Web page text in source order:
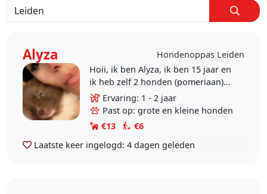
Alyza
Hondenoppas Leiden
Hoii, ik ben Alyza, ik ben 15 jaar en
ik heb zelf 2 honden (pomeriaan)
van jongs af aan heb ik geleerd hoe
ik met honden om moet gaan.
Daarbij heb ik..
Ervaring: 1 - 2 jaar
Past op: grote en kleine honden
€13
€6
Laatste keer ingelogd: 4 dagen geleden